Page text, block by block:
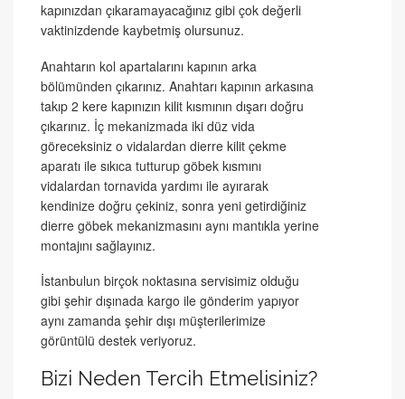
kapınızdan çıkaramayacağınız gibi çok değerli
vaktinizdende kaybetmiş olursunuz.
Anahtarın kol apartalarını kapının arka
bölümünden çıkarınız. Anahtarı kapının arkasına
takıp 2 kere kapınızın kilit kısmının dışarı doğru
çıkarınız. İç mekanizmada iki düz vida
göreceksiniz o vidalardan dierre kilit çekme
aparatı ile sıkıca tutturup göbek kısmını
vidalardan tornavida yardımı ile ayırarak
kendinize doğru çekiniz, sonra yeni getirdiğiniz
dierre göbek mekanizmasını aynı mantıkla yerine
montajını sağlayınız.
İstanbulun birçok noktasına servisimiz olduğu
gibi şehir dışınada kargo ile gönderim yapıyor
aynı zamanda şehir dışı müşterilerimize
görüntülü destek veriyoruz.
Bizi Neden Tercih Etmelisiniz?